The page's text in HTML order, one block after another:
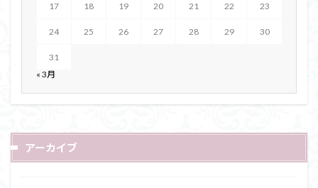
17 18 19 20 21 22 23
24 25 26 27 28 29 30
31
« 3月
アーカイブ